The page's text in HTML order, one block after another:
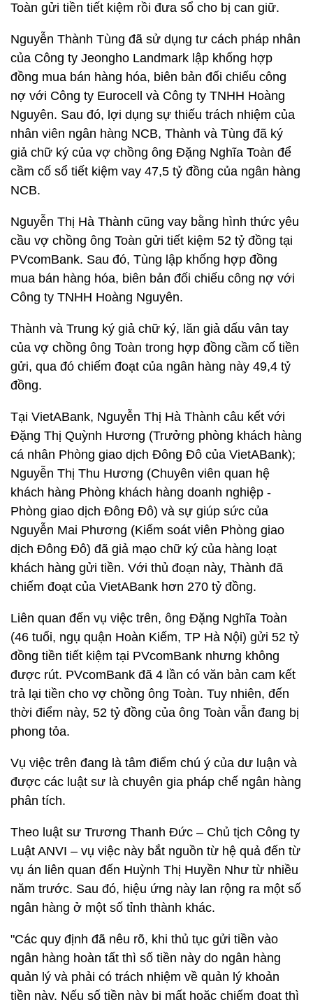
Toàn gửi tiền tiết kiệm rồi đưa sổ cho bị can giữ.
Nguyễn Thành Tùng đã sử dụng tư cách pháp nhân
của Công ty Jeongho Landmark lập khống hợp
đồng mua bán hàng hóa, biên bản đối chiếu công
nợ với Công ty Eurocell và Công ty TNHH Hoàng
Nguyên. Sau đó, lợi dụng sự thiếu trách nhiệm của
nhân viên ngân hàng NCB, Thành và Tùng đã ký
giả chữ ký của vợ chồng ông Đặng Nghĩa Toàn để
cầm cố sổ tiết kiệm vay 47,5 tỷ đồng của ngân hàng
NCB.
Nguyễn Thị Hà Thành cũng vay bằng hình thức yêu
cầu vợ chồng ông Toàn gửi tiết kiệm 52 tỷ đồng tại
PVcomBank. Sau đó, Tùng lập khống hợp đồng
mua bán hàng hóa, biên bản đối chiếu công nợ với
Công ty TNHH Hoàng Nguyên.
Thành và Trung ký giả chữ ký, lăn giả dấu vân tay
của vợ chồng ông Toàn trong hợp đồng cầm cố tiền
gửi, qua đó chiếm đoạt của ngân hàng này 49,4 tỷ
đồng.
Tại VietABank, Nguyễn Thị Hà Thành câu kết với
Đặng Thị Quỳnh Hương (Trưởng phòng khách hàng
cá nhân Phòng giao dịch Đông Đô của VietABank);
Nguyễn Thị Thu Hương (Chuyên viên quan hệ
khách hàng Phòng khách hàng doanh nghiệp -
Phòng giao dịch Đông Đô) và sự giúp sức của
Nguyễn Mai Phương (Kiểm soát viên Phòng giao
dịch Đông Đô) đã giả mạo chữ ký của hàng loạt
khách hàng gửi tiền. Với thủ đoạn này, Thành đã
chiếm đoạt của VietABank hơn 270 tỷ đồng.
Liên quan đến vụ việc trên, ông Đặng Nghĩa Toàn
(46 tuổi, ngụ quận Hoàn Kiếm, TP Hà Nội) gửi 52 tỷ
đồng tiền tiết kiệm tại PVcomBank nhưng không
được rút. PVcomBank đã 4 lần có văn bản cam kết
trả lại tiền cho vợ chồng ông Toàn. Tuy nhiên, đến
thời điểm này, 52 tỷ đồng của ông Toàn vẫn đang bị
phong tỏa.
Vụ việc trên đang là tâm điểm chú ý của dư luận và
được các luật sư là chuyên gia pháp chế ngân hàng
phân tích.
Theo luật sư Trương Thanh Đức – Chủ tịch Công ty
Luật ANVI – vụ việc này bắt nguồn từ hệ quả đến từ
vụ án liên quan đến Huỳnh Thị Huyền Như từ nhiều
năm trước. Sau đó, hiệu ứng này lan rộng ra một số
ngân hàng ở một số tỉnh thành khác.
"Các quy định đã nêu rõ, khi thủ tục gửi tiền vào
ngân hàng hoàn tất thì số tiền này do ngân hàng
quản lý và phải có trách nhiệm về quản lý khoản
tiền này. Nếu số tiền này bị mất hoặc chiếm đoạt thì